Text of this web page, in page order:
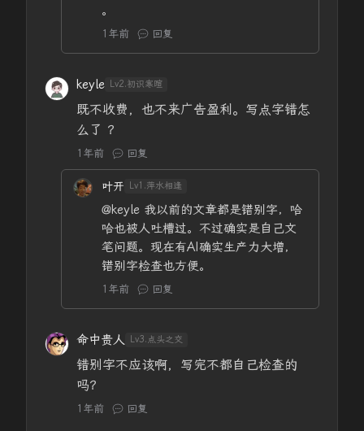
。
1年前 回复
keyle Lv2.初识寒暄
既不收费，也不来广告盈利。写点字错怎
么了 ？
1年前 回复
叶开 Lv1.萍水相逢
@keyle 我以前的文章都是错别字，哈
哈也被人吐槽过。不过确实是自己文
笔问题。现在有AI确实生产力大增，
错别字检查也方便。
1年前 回复
命中贵人 Lv3.点头之交
错别字不应该啊，写完不都自己检查的
吗？
1年前 回复